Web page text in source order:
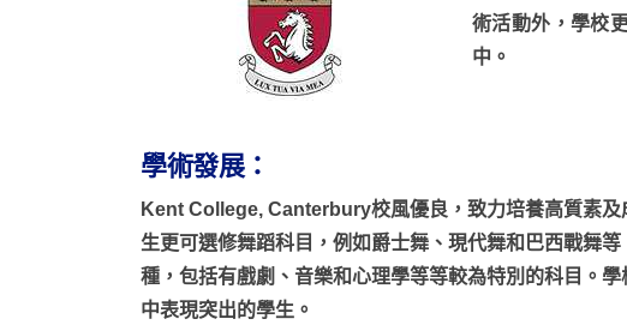
術活動外，學校
中。
學術發展：
Kent College, Canterbury校風優良，致力培養高質素
生更可選修舞蹈科目，例如爵士舞、現代舞和巴西戰舞
種，包括有戲劇、音樂和心理學等等較為特別的科目。
中表現突出的學生。